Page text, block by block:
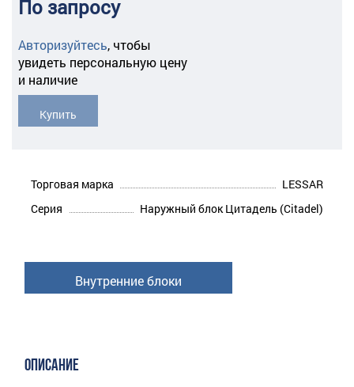
По запросу
Авторизуйтесь, чтобы
увидеть персональную цену
и наличие
Купить
Торговая марка
LESSAR
Серия
Наружный блок Цитадель (Citadel)
Внутренние блоки
ОПИСАНИЕ